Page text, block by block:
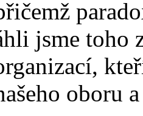
jsme toho
oboru